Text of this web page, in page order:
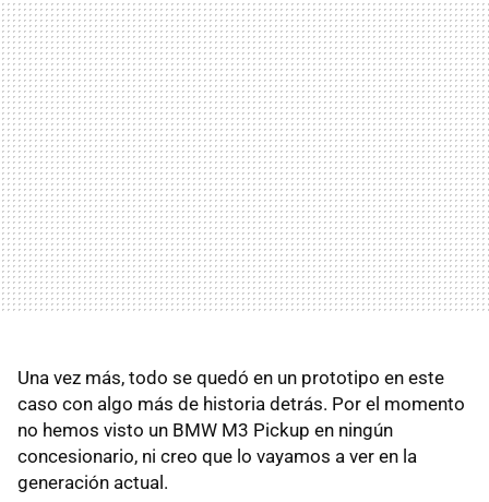
Una vez más, todo se quedó en un prototipo en este
caso con algo más de historia detrás. Por el momento
no hemos visto un BMW M3 Pickup en ningún
concesionario, ni creo que lo vayamos a ver en la
generación actual.